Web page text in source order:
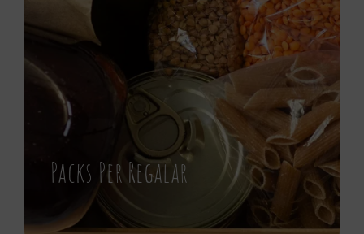
Packs Per Regalar